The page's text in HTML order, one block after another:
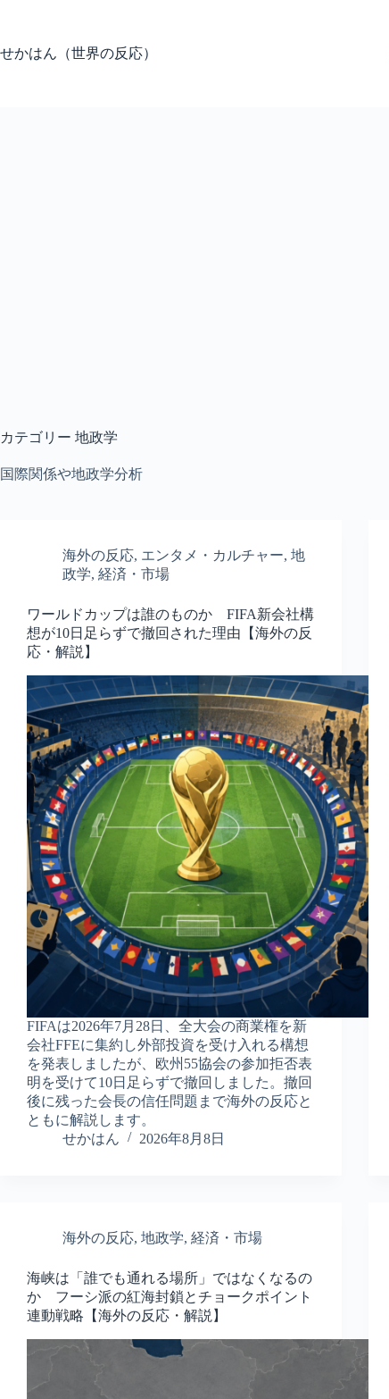
テ
ン
せかはん（世界の反応）
カテゴリー 地政学
国際関係や地政学分析
海外の反応, エンタメ・カルチャー, 地
政学, 経済・市場
ワールドカップは誰のものか FIFA新会社構
想が10日足らずで撤回された理由【海外の反
応・解説】
FIFAは2026年7月28日、全大会の商業権を新
会社FFEに集約し外部投資を受け入れる構想
を発表しましたが、欧州55協会の参加拒否表
明を受けて10日足らずで撤回しました。撤回
後に残った会長の信任問題まで海外の反応と
ともに解説します。
せかはん
2026年8月8日
海外の反応, 地政学, 経済・市場
海峡は「誰でも通れる場所」ではなくなるの
か フーシ派の紅海封鎖とチョークポイント
連動戦略【海外の反応・解説】